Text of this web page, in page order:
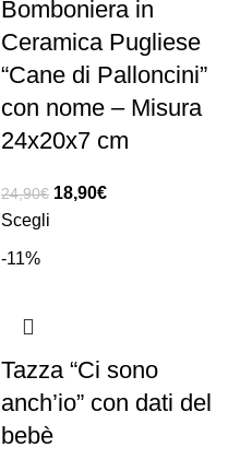
Bomboniera in
Ceramica Pugliese
“Cane di Palloncini”
con nome – Misura
24x20x7 cm
24,90€ 18,90€
Scegli
-11%
Tazza “Ci sono
anch’io” con dati del
bebè